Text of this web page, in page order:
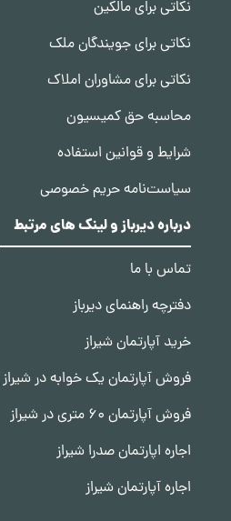
نکاتی برای مالکین
نکاتی برای جویندگان ملک
نکاتی برای مشاوران املاک
محاسبه حق کمیسیون
شرایط و قوانین استفاده
سیاست‌نامه حریم خصوصی
درباره دیرباز و لینک های مرتبط
تماس با ما
دفترچه راهنمای دیرباز
خرید آپارتمان شیراز
فروش آپارتمان یک خوابه در شیراز
فروش آپارتمان 60 متری در شیراز
اجاره اپارتمان صدرا شیراز
اجاره آپارتمان شیراز